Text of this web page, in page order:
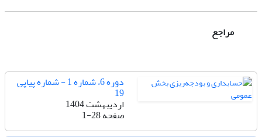
مراجع
دوره 6، شماره 1 - شماره پیاپی
19
اردیبهشت 1404
صفحه1-28